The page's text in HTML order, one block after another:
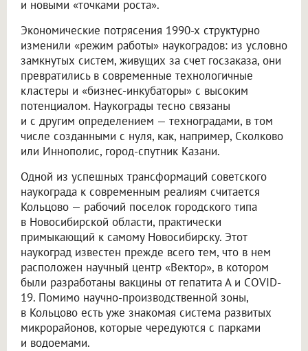
и новыми «точками роста».
Экономические потрясения 1990-х структурно
изменили «режим работы» наукоградов: из условно
замкнутых систем, живущих за счет госзаказа, они
превратились в современные технологичные
кластеры и «бизнес-инкубаторы» с высоким
потенциалом. Наукограды тесно связаны
и с другим определением — техноградами, в том
числе созданными с нуля, как, например, Сколково
или Иннополис, город-спутник Казани.
Одной из успешных трансформаций советского
наукограда к современным реалиям считается
Кольцово — рабочий поселок городского типа
в Новосибирской области, практически
примыкающий к самому Новосибирску. Этот
наукоград известен прежде всего тем, что в нем
расположен научный центр «Вектор», в котором
были разработаны вакцины от гепатита А и COVID-
19. Помимо научно-производственной зоны,
в Кольцово есть уже знакомая система развитых
микрорайонов, которые чередуются с парками
и водоемами.